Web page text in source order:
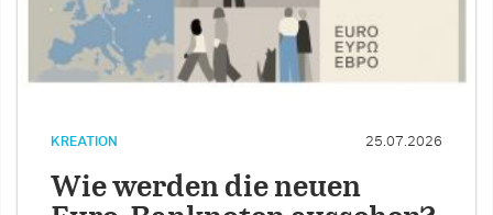
KREATION 25.07.2026
Wie werden die neuen